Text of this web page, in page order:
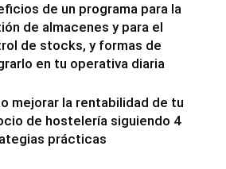
de un programa para la
de almacenes y para el
de stocks, y formas de
en tu operativa diaria
mejorar la rentabilidad de tu
de hostelería siguiendo 4
prácticas